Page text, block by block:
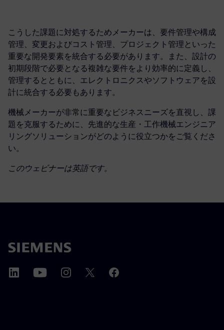
こうした課題に対処するためメーカーは、要件管理や構成
管理、変更およびコスト管理、プロジェクト管理といった
重要な開発要素を統合する必要があります。また、設計の
初期段階で必要となる複雑な要件をより効率的に定義し、
管理するとともに、エレクトロニクスやソフトウェアを設
計に統合する必要もあります。
機械メーカーが非常に重要なビジネスニーズを直視し、課
題を克服するために、先進的な生産・工作機械エンジニア
リングソリューションがどのように役立つかをご覧くださ
い。
このウェビナーは英語です。